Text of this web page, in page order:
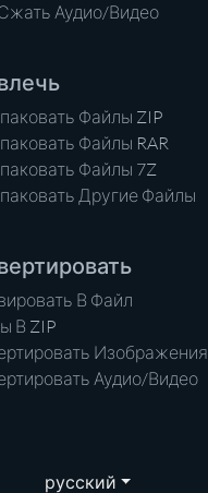
Аудио/Видео
Файлы ZIP
Файлы RAR
Файлы 7Z
Другие Файлы
В Файл
В ZIP
Изображения
Аудио/Видео
русский